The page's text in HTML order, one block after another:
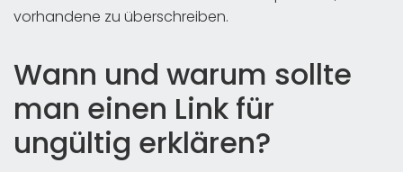
vorhandene zu überschreiben.
Wann und warum sollte
man einen Link für
ungültig erklären?